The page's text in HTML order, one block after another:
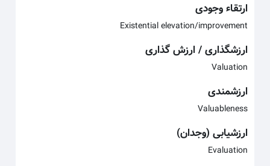
ارتقاء وجودی
Existential elevation/improvement
ارزشگذاری / ارزش گذاری
Valuation
ارزشمندی
Valuableness
ارزشیابی (وجدان)
Evaluation